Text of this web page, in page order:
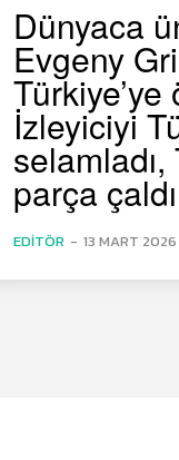
Dünyaca
Evgeny
İzleyiciyi
parça çaldı
EDITÖR - 13 MART 2026